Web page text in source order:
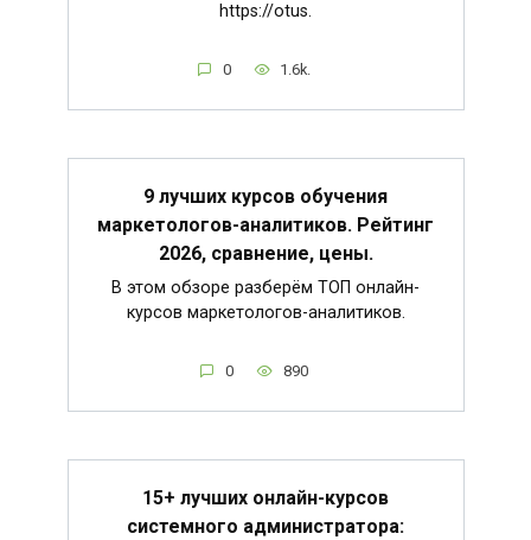
https://otus.
0 1.6k.
9 лучших курсов обучения
маркетологов-аналитиков. Рейтинг
2026, сравнение, цены.
В этом обзоре разберём ТОП онлайн-
курсов маркетологов-аналитиков.
0 890
15+ лучших онлайн-курсов
системного администратора: